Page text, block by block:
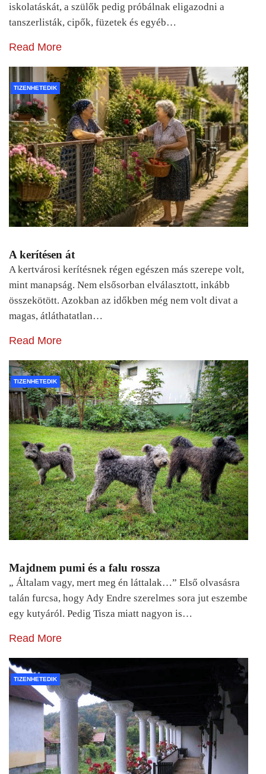
iskolatáskát, a szülők pedig próbálnak eligazodni a
tanszerlisták, cipők, füzetek és egyéb…
Read More
TIZENHETEDIK
A kerítésen át
A kertvárosi kerítésnek régen egészen más szerepe volt,
mint manapság. Nem elsősorban elválasztott, inkább
összekötött. Azokban az időkben még nem volt divat a
magas, átláthatatlan…
Read More
TIZENHETEDIK
Majdnem pumi és a falu rossza
„ Általam vagy, mert meg én láttalak…” Első olvasásra
talán furcsa, hogy Ady Endre szerelmes sora jut eszembe
egy kutyáról. Pedig Tisza miatt nagyon is…
Read More
TIZENHETEDIK